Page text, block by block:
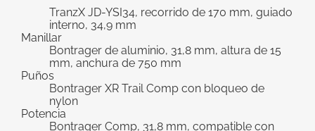
TranzX JD-YSI34, recorrido de 170 mm, guiado
interno, 34,9 mm
Manillar
Bontrager de aluminio, 31,8 mm, altura de 15
mm, anchura de 750 mm
Puños
Bontrager XR Trail Comp con bloqueo de
nylon
Potencia
Bontrager Comp, 31,8 mm, compatible con